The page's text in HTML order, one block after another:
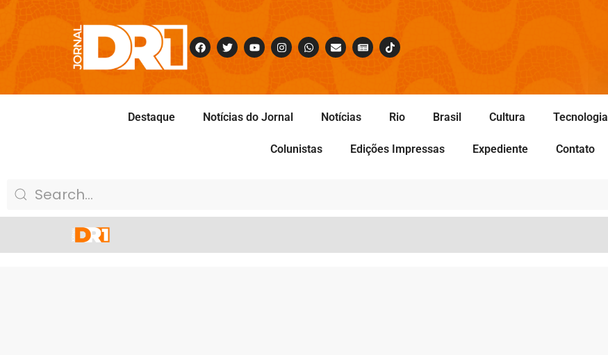
Destaque Notícias do Jornal Notícias Rio Brasil Cultura Tecnologia
Colunistas Edições Impressas Expediente Contato